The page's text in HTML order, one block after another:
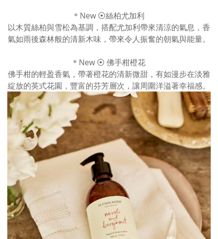
＊New ⦿絲柏尤加利
以木質絲柏與雪松為基調，搭配尤加利帶來清涼的氣息，香
氣如雨後森林般的清新木味，帶來令人振奮的朝氣與能量。
＊New ⦿ 佛手柑橙花
佛手柑的輕盈香氣，帶著橙花的清新微甜，有如漫步在淡雅
綻放的英式花園，豐富的芬芳層次，讓周圍洋溢著幸福感。